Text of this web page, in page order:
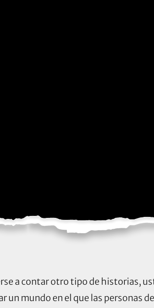
a contar otro tipo de historias,
un mundo en el que las personas